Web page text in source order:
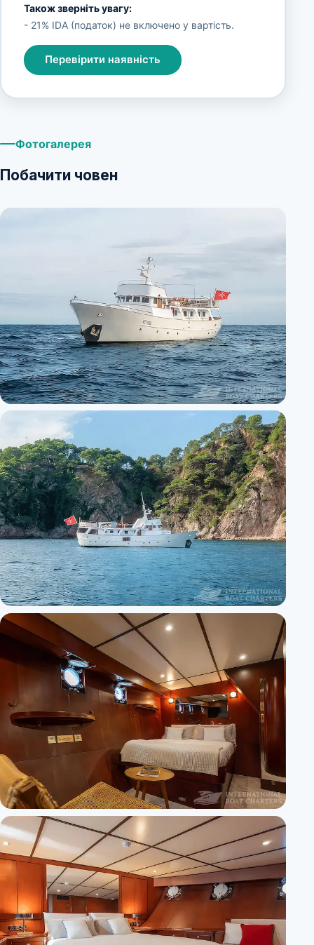
Також зверніть увагу:
- 21% IDA (податок) не включено у вартість.
Перевірити наявність
Фотогалерея
Побачити човен